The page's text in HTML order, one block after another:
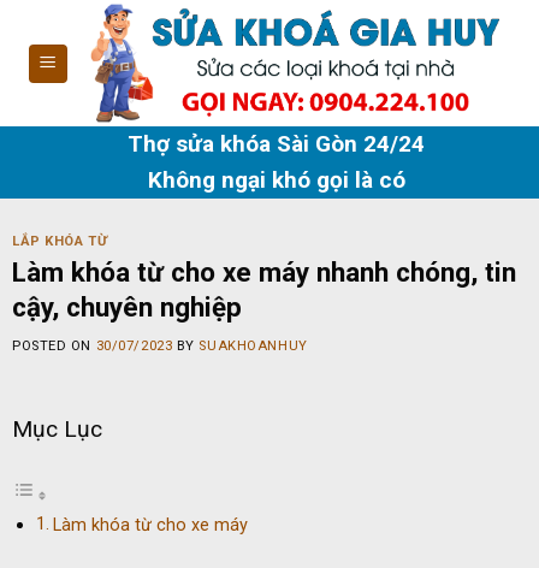
content
Thợ sửa khóa Sài Gòn 24/24
Không ngại khó gọi là có
LẮP KHÓA TỪ
Làm khóa từ cho xe máy nhanh chóng, tin
cậy, chuyên nghiệp
POSTED ON 30/07/2023 BY SUAKHOANHUY
Mục Lục
Làm khóa từ cho xe máy